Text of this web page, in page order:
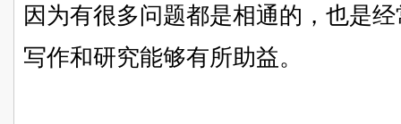
因为有很多问题都是相通的，也是
写作和研究能够有所助益。